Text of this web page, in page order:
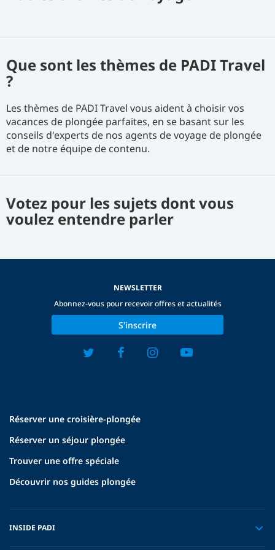
Que sont les thèmes de PADI Travel
?
Les thèmes de PADI Travel vous aident à choisir vos
vacances de plongée parfaites, en se basant sur les
conseils d'experts de nos agents de voyage de plongée
et de notre équipe de contenu.
Votez pour les sujets dont vous
voulez entendre parler
Réserver une croisière-plongée
Réserver un séjour plongée
Trouver une offre spéciale
Découvrir nos guides plongée
INSIDE PADI
NEWSLETTER
Abonnez-vous pour recevoir offres et actualités
S'inscrire